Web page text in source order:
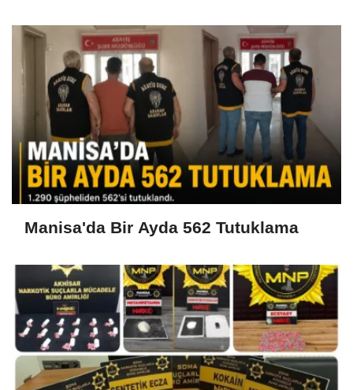
Manisa'da Bir Ayda 562 Tutuklama